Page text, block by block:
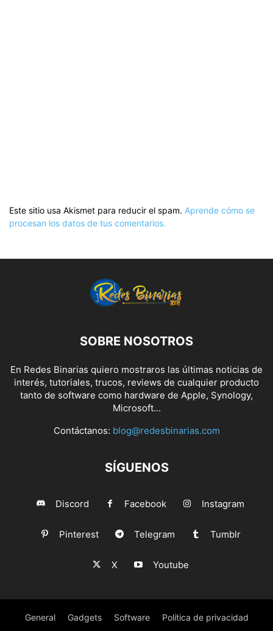
Este sitio usa Akismet para reducir el spam. Aprende cómo se
procesan los datos de tus comentarios.
SOBRE NOSOTROS
En Redes Binarias quiero mostraros las últimas noticias de
interés, tutoriales, trucos, reviews de cualquier producto
tanto de software como hardware de Apple, Synology,
Microsoft...
Contáctanos: blog@redesbinarias.com
SÍGUENOS
Discord Facebook Instagram
Pinterest Telegram Tumblr
X Youtube
General Gadgets Software Política de privacidad